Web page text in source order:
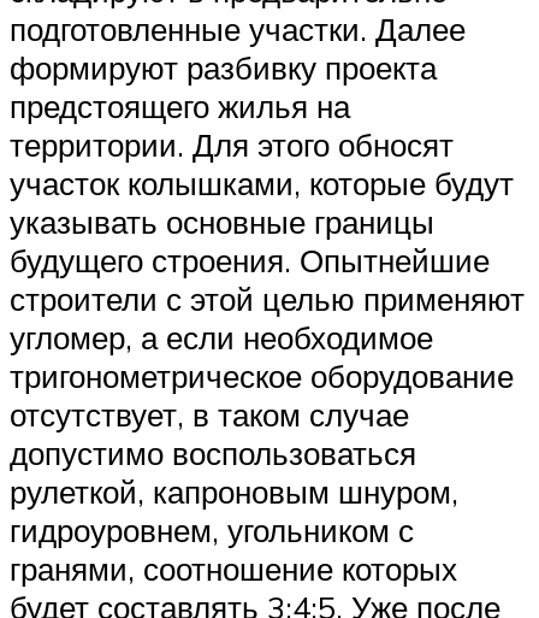
подготовленные участки. Далее
формируют разбивку проекта
предстоящего жилья на
территории. Для этого обносят
участок колышками, которые будут
указывать основные границы
будущего строения. Опытнейшие
строители с этой целью применяют
угломер, а если необходимое
тригонометрическое оборудование
отсутствует, в таком случае
допустимо воспользоваться
рулеткой, капроновым шнуром,
гидроуровнем, угольником с
гранями, соотношение которых
будет составлять 3:4:5. Уже после